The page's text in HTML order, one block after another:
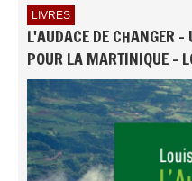
LIVRES
L'AUDACE DE CHANGER -
POUR LA MARTINIQUE -